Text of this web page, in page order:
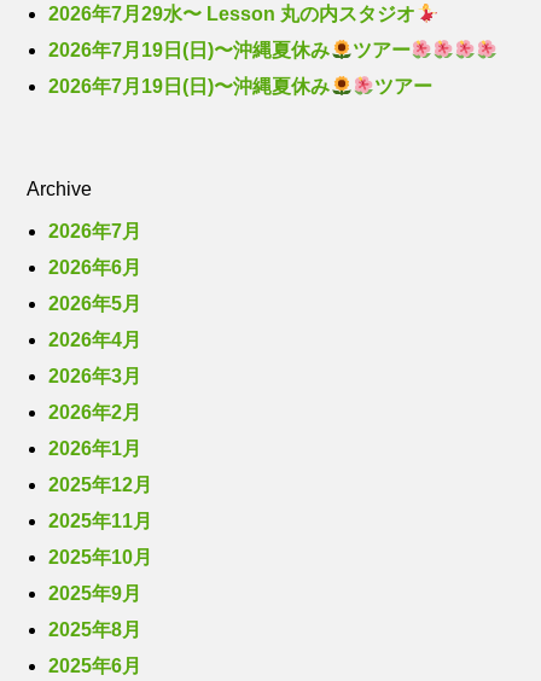
2026年7月29水〜 Lesson 丸の内スタジオ
2026年7月19日(日)〜沖縄夏休み
ツアー
2026年7月19日(日)〜沖縄夏休み
ツアー
Archive
2026年7月
2026年6月
2026年5月
2026年4月
2026年3月
2026年2月
2026年1月
2025年12月
2025年11月
2025年10月
2025年9月
2025年8月
2025年6月